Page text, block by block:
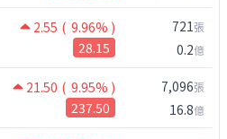
2.55 ( 9.96% )
28.15
721張
0.2億
21.50 ( 9.95% )
237.50
7,096張
16.8億